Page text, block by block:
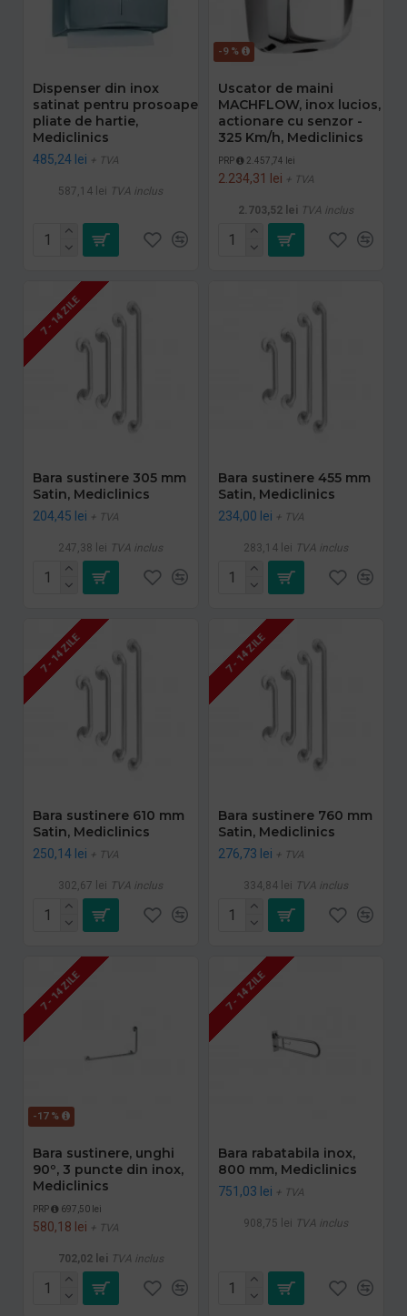
Dispenser din inox
satinat pentru prosoape
pliate de hartie,
Mediclinics
485,24 lei + TVA
587,14 lei TVA inclus
-9 %
Uscator de maini
MACHFLOW, inox lucios,
actionare cu senzor -
325 Km/h, Mediclinics
PRP 2.457,74 lei
2.234,31 lei + TVA
2.703,52 lei TVA inclus
7 - 14 ZILE
Bara sustinere 305 mm
Satin, Mediclinics
204,45 lei + TVA
247,38 lei TVA inclus
Bara sustinere 455 mm
Satin, Mediclinics
234,00 lei + TVA
283,14 lei TVA inclus
7 - 14 ZILE
Bara sustinere 610 mm
Satin, Mediclinics
250,14 lei + TVA
302,67 lei TVA inclus
7 - 14 ZILE
Bara sustinere 760 mm
Satin, Mediclinics
276,73 lei + TVA
334,84 lei TVA inclus
-17 %
7 - 14 ZILE
Bara sustinere, unghi
90º, 3 puncte din inox,
Mediclinics
PRP 697,50 lei
580,18 lei + TVA
702,02 lei TVA inclus
7 - 14 ZILE
Bara rabatabila inox,
800 mm, Mediclinics
751,03 lei + TVA
908,75 lei TVA inclus